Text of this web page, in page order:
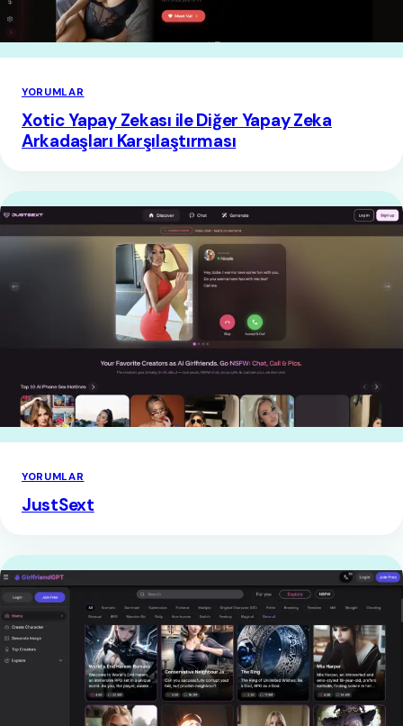
YORUMLAR
Xotic Yapay Zekası ile Diğer Yapay Zeka
Arkadaşları Karşılaştırması
YORUMLAR
JustSext